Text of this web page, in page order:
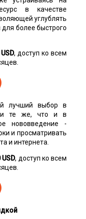
в качестве
углублять
более быстрого
, доступ ко всем
лучший выбор в
те же, что и в
нововведение -
и просматривать
и интернета.
USD, доступ ко всем